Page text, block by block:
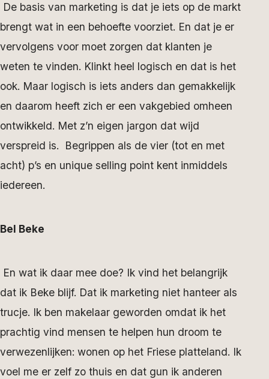
De basis van marketing is dat je iets op de markt
brengt wat in een behoefte voorziet. En dat je er
vervolgens voor moet zorgen dat klanten je
weten te vinden. Klinkt heel logisch en dat is het
ook. Maar logisch is iets anders dan gemakkelijk
en daarom heeft zich er een vakgebied omheen
ontwikkeld. Met z’n eigen jargon dat wijd
verspreid is. Begrippen als de vier (tot en met
acht) p’s en unique selling point kent inmiddels
iedereen.
Bel Beke
En wat ik daar mee doe? Ik vind het belangrijk
dat ik Beke blijf. Dat ik marketing niet hanteer als
trucje. Ik ben makelaar geworden omdat ik het
prachtig vind mensen te helpen hun droom te
verwezenlijken: wonen op het Friese platteland. Ik
voel me er zelf zo thuis en dat gun ik anderen